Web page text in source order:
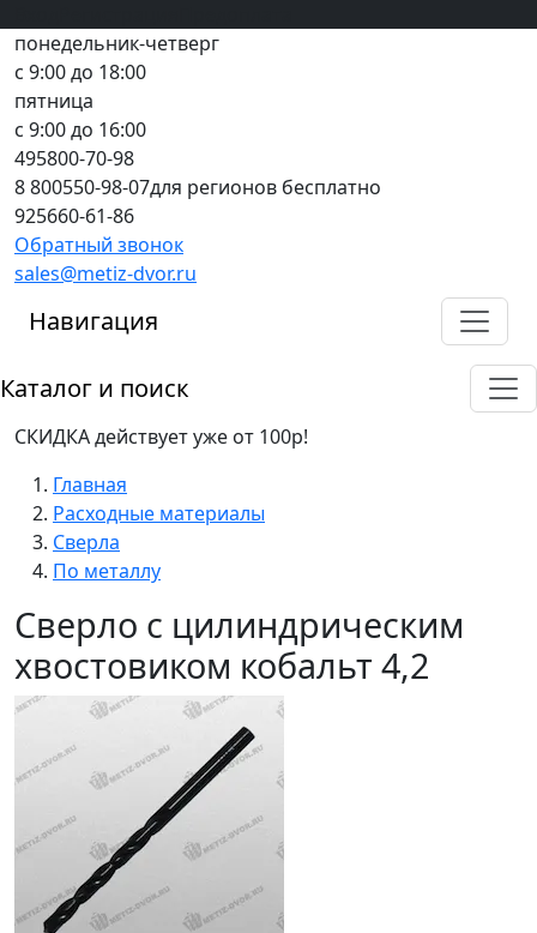
понедельник-четверг
с 9:00 до 18:00
пятница
с 9:00 до 16:00
495800-70-98
8 800550-98-07для регионов бесплатно
925660-61-86
Обратный звонок
sales@metiz-dvor.ru
Навигация
Каталог и поиск
СКИДКА действует уже от 100р!
Главная
Расходные материалы
Сверла
По металлу
Сверло с цилиндрическим
хвостовиком кобальт 4,2